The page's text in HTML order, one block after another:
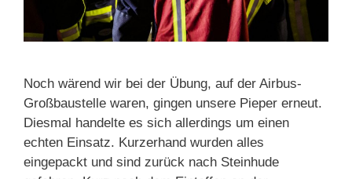
Noch wärend wir bei der Übung, auf der Airbus-
Großbaustelle waren, gingen unsere Pieper erneut.
Diesmal handelte es sich allerdings um einen
echten Einsatz. Kurzerhand wurden alles
eingepackt und sind zurück nach Steinhude